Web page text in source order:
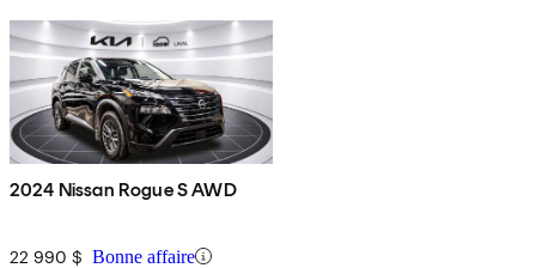
2024 Nissan Rogue S AWD
22 990 $ Bonne affaire